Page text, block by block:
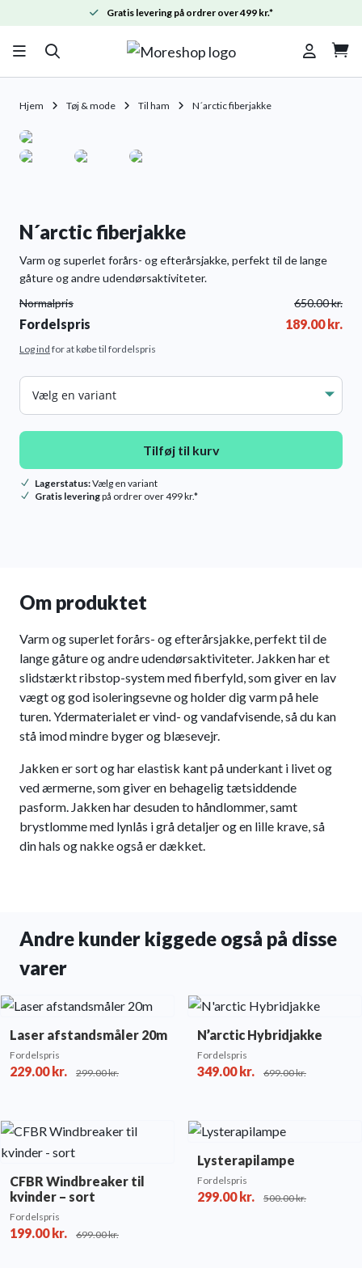
Gratis levering på ordrer over 499 kr.*

Hjem Tøj & mode Til ham N´arctic fiberjakke
N´arctic fiberjakke
Varm og superlet forårs- og efterårsjakke, perfekt til de lange
gåture og andre udendørsaktiviteter.
Normalpris
650.00kr.
Fordelspris 189.00kr.
Log ind for at købe til fordelspris
Str.
Tilføj til kurv
Lagerstatus:Vælg en variant
Gratis leveringpå ordrer over 499 kr.*
Om produktet
Varm og superlet forårs- og efterårsjakke, perfekt til de
lange gåture og andre udendørsaktiviteter. Jakken har et
slidstærkt ribstop-system med fiberfyld, som giver en lav
vægt og god isoleringsevne og holder dig varm på hele
turen. Ydermaterialet er vind- og vandafvisende, så du kan
stå imod mindre byger og blæsevejr.
Jakken er sort og har elastisk kant på underkant i livet og
ved ærmerne, som giver en behagelig tætsiddende
pasform. Jakken har desuden to håndlommer, samt
brystlomme med lynlås i grå detaljer og en lille krave, så
din hals og nakke også er dækket.
Andre kunder kiggede også på disse
varer
Laser afstandsmåler 20m
Fordelspris
229.00kr. 299.00kr.
N’arctic Hybridjakke
Fordelspris
349.00kr. 699.00kr.
CFBR Windbreaker til
kvinder – sort
Fordelspris
199.00kr. 699.00kr.
Lysterapilampe
Fordelspris
299.00kr. 500.00kr.